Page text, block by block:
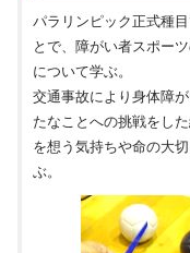
パラリンピック正式種
とで、障がい者スポー
について学ぶ。
交通事故により身体障
たなことへの挑戦をし
を想う気持ちや命の大
ぶ。